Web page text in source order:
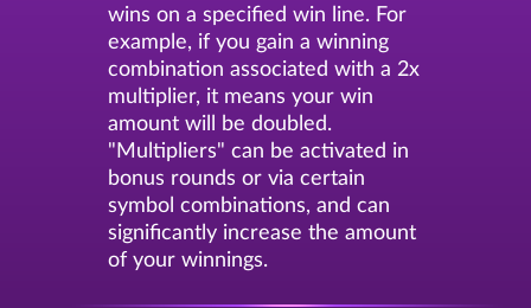
wins on a specified win line. For
example, if you gain a winning
combination associated with a 2x
multiplier, it means your win
amount will be doubled.
"Multipliers" can be activated in
bonus rounds or via certain
symbol combinations, and can
significantly increase the amount
of your winnings.